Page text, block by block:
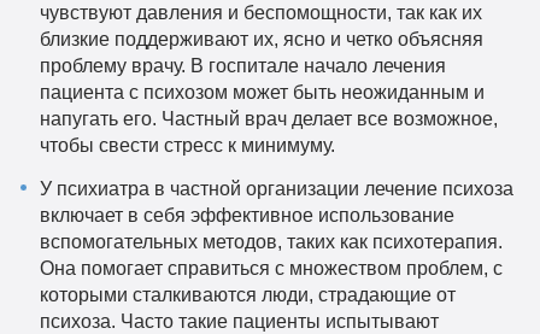
чувствуют давления и беспомощности, так как их
близкие поддерживают их, ясно и четко объясняя
проблему врачу. В госпитале начало лечения
пациента с психозом может быть неожиданным и
напугать его. Частный врач делает все возможное,
чтобы свести стресс к минимуму.
У психиатра в частной организации лечение психоза
включает в себя эффективное использование
вспомогательных методов, таких как психотерапия.
Она помогает справиться с множеством проблем, с
которыми сталкиваются люди, страдающие от
психоза. Часто такие пациенты испытывают